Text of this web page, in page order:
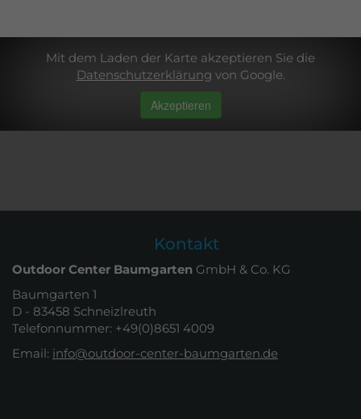
Mit dem Laden der Karte akzeptieren Sie die
Datenschutzerklärung von Google.
Akzeptieren
Kontakt
Outdoor Center Baumgarten GmbH & Co. KG
Baumgarten 1
D - 83458 Schneizlreuth
Telefonnummer: +49(0)8651 4009
Email: info@outdoor-center-baumgarten.de